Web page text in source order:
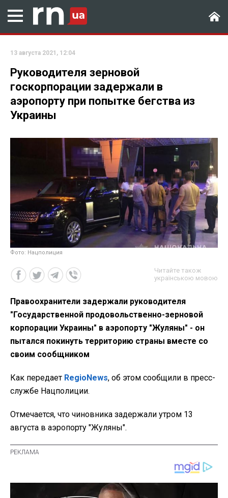
13 августа 2021, 12:04
Руководителя зерновой
госкорпорации задержали в
аэропорту при попытке бегства из
Украины
Фото: Нацполиция
Читайте також
українською мовою
Правоохранители задержали руководителя
"Государственной продовольственно-зерновой
корпорации Украины" в аэропорту "Жуляны" - он
пытался покинуть территорию страны вместе со
своим сообщником
Как передает RegioNews, об этом сообщили в пресс-
службе Нацполиции.
Отмечается, что чиновника задержали утром 13
августа в аэропорту "Жуляны".